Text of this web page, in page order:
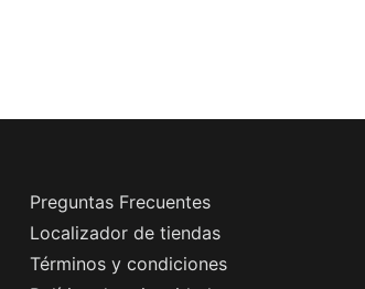
Preguntas Frecuentes
Localizador de tiendas
Términos y condiciones